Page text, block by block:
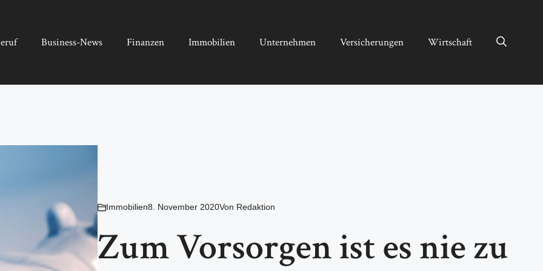
Business-News Finanzen Immobilien Unternehmen Versicherungen Wirtschaft
Immobilien8. November 2020Von Redaktion
Zum Vorsorgen ist es nie zu